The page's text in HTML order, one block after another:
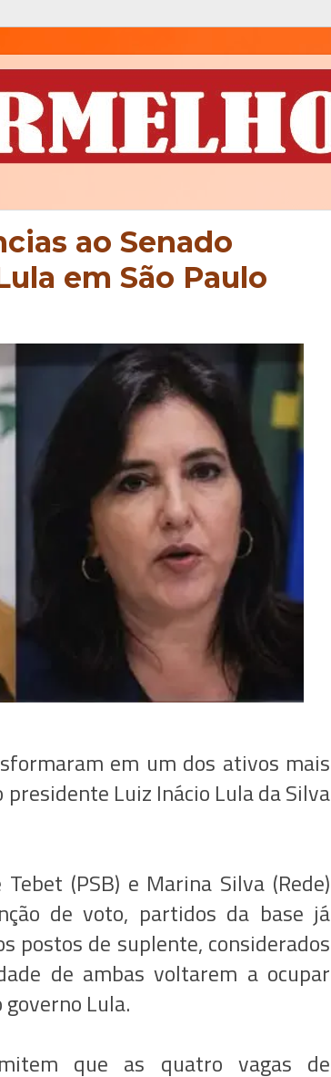
ao Senado
em São Paulo
em um dos ativos mais
Luiz Inácio Lula da Silva
(PSB) e Marina Silva (Rede)
de voto, partidos da base já
postos de suplente, considerados
de ambas voltarem a ocupar
Lula.
que as quatro vagas de